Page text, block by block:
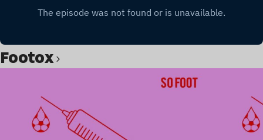
Footox
Lire l’article